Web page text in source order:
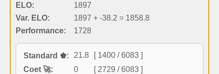
ELO:
1897
Var. ELO:
1897 + -38.2 = 1858.8
Performance:
1728
Standard ♚: 21.8
[ 1400 / 6083 ]
Coet 🚀:
0
[ 2729 / 6083 ]